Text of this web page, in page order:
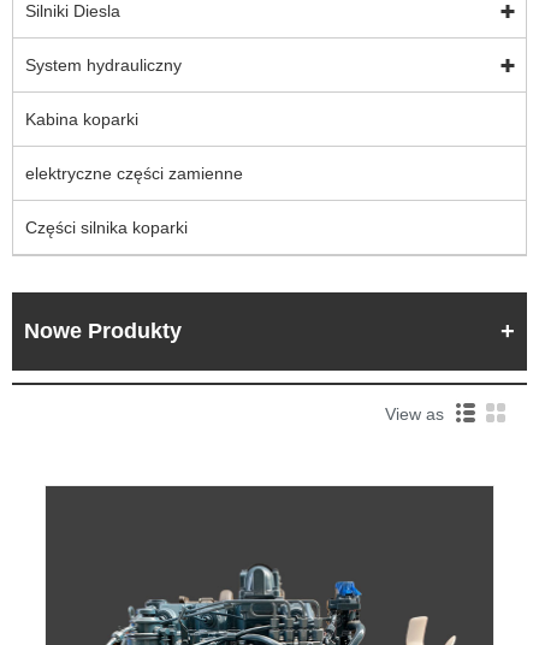
Silniki Diesla
System hydrauliczny
Kabina koparki
elektryczne części zamienne
Części silnika koparki
Nowe Produkty
View as